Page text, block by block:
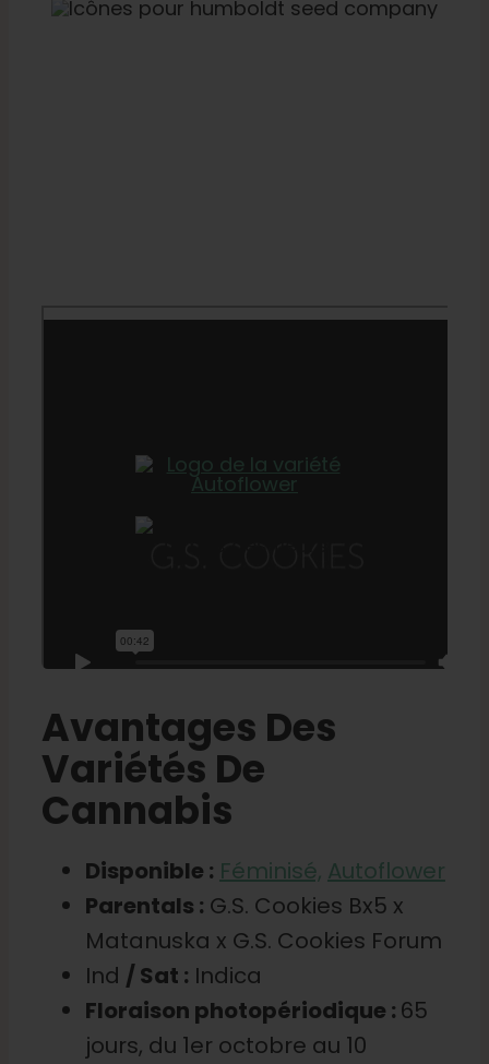
Avantages Des
Variétés De
Cannabis
Disponible : Féminisé, Autoflower
Parentals : G.S. Cookies Bx5 x
Matanuska x G.S. Cookies Forum
Ind / Sat : Indica
Floraison photopériodique : 65
jours, du 1er octobre au 10